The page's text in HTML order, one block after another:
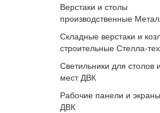
Верстаки и столы
производственные
Складные верстаки и
строительные Стелла-
Светильники для столов
мест ДВК
Рабочие панели и
ДВК